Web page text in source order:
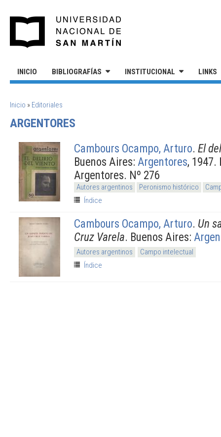
INICIO BIBLIOGRAFÍAS INSTITUCIONAL LINKS
SE ENCUENTRA USTED AQUÍ
Inicio » Editoriales
ARGENTORES
Cambours Ocampo, Arturo. El
Buenos Aires: Argentores,
Argentores. Nº 276
Autores argentinos Peronismo histórico
Índice
Cambours Ocampo, Arturo. Un
Cruz Varela. Buenos Aires:
Autores argentinos
Campo intelectual
Índice